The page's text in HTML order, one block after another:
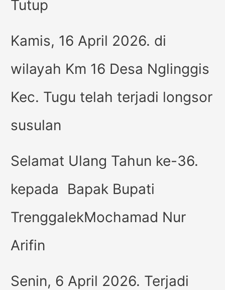
Tutup
Kamis, 16 April 2026. di
wilayah Km 16 Desa Nglinggis
Kec. Tugu telah terjadi longsor
susulan
Selamat Ulang Tahun ke-36.
kepada Bapak Bupati
TrenggalekMochamad Nur
Arifin
Senin, 6 April 2026. Terjadi